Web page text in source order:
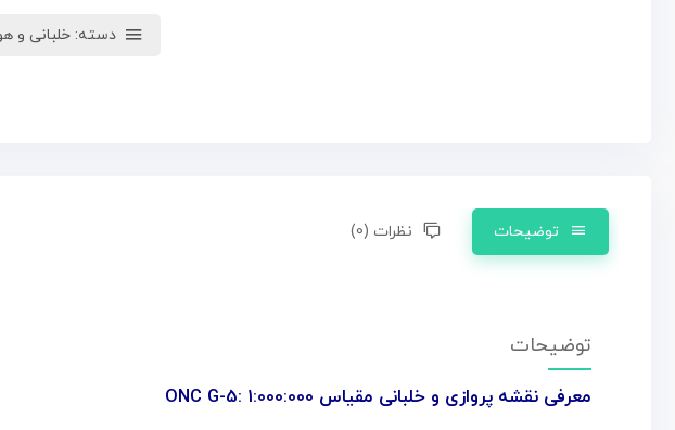
دسته: خلبانی و
توضیحات نظرات (0)
توضیحات
معرفی نقشه پروازی و خلبانی مقیاس ONC G-5: 1:000:000